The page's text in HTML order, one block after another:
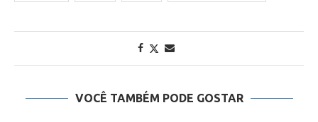
VOCÊ TAMBÉM PODE GOSTAR